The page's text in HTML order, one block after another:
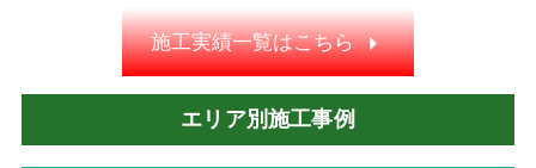
施工実績一覧はこちら
エリア別施工事例